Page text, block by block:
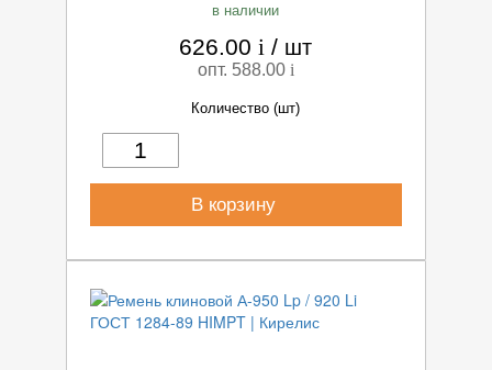
в наличии
626.00i / шт
опт. 588.00 i
Количество (шт)
В корзину